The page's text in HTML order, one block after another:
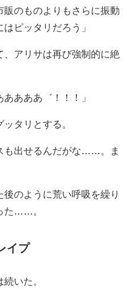
のものよりもさらに振動
ピッタリだろう」
アリサは再び強制的に絶
あああ゛！！！」
タリとする。
も出せるんだがな……。ま
のように荒い呼吸を繰り
た……。
イプ
いた。